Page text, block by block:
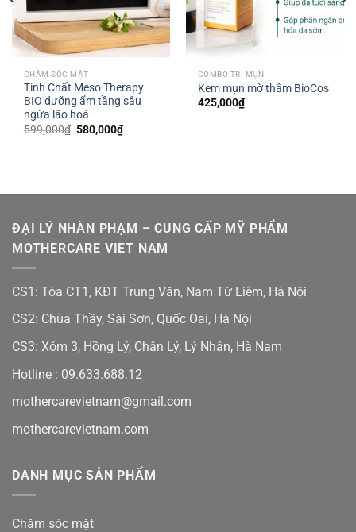
CHĂM SÓC MẶT
Tinh Chất Meso Therapy
BIO dưỡng ẩm tầng sâu
ngừa lão hoá
599,000₫ Giá
580,000₫Giá
hiện
COMBO TRỊ MỤN
Kem mụn mờ thâm BioCos
425,000₫
ĐẠI LÝ NHÀN PHẠM – CUNG CẤP MỸ PHẨM
MOTHERCARE VIET NAM
CS1: Tòa CT1, KĐT Trung Văn, Nam Từ Liêm, Hà Nội
CS2: Chùa Thầy, Sài Sơn, Quốc Oai, Hà Nội
CS3: Xóm 3, Hồng Lý, Chân Lý, Lý Nhân, Hà Nam
Hotline : 09.633.688.12
mothercarevietnam@gmail.com
mothercarevietnam.com
DANH MỤC SẢN PHẨM
Chăm sóc mặt